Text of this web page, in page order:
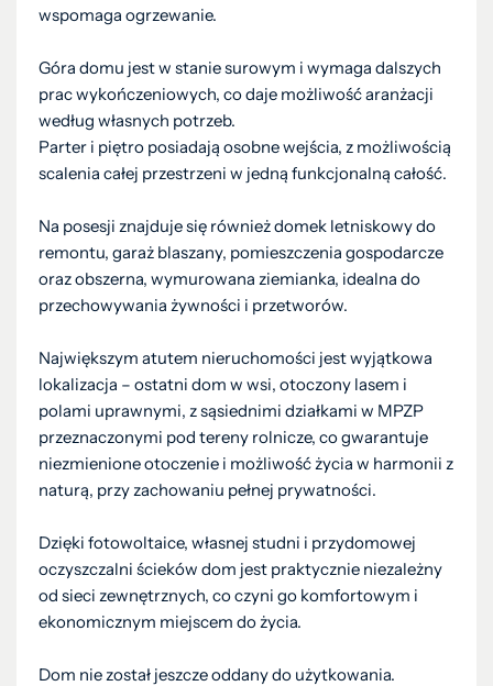
wspomaga ogrzewanie.
Góra domu jest w stanie surowym i wymaga dalszych
prac wykończeniowych, co daje możliwość aranżacji
według własnych potrzeb.
Parter i piętro posiadają osobne wejścia, z możliwością
scalenia całej przestrzeni w jedną funkcjonalną całość.
Na posesji znajduje się również domek letniskowy do
remontu, garaż blaszany, pomieszczenia gospodarcze
oraz obszerna, wymurowana ziemianka, idealna do
przechowywania żywności i przetworów.
Największym atutem nieruchomości jest wyjątkowa
lokalizacja – ostatni dom w wsi, otoczony lasem i
polami uprawnymi, z sąsiednimi działkami w MPZP
przeznaczonymi pod tereny rolnicze, co gwarantuje
niezmienione otoczenie i możliwość życia w harmonii z
naturą, przy zachowaniu pełnej prywatności.
Dzięki fotowoltaice, własnej studni i przydomowej
oczyszczalni ścieków dom jest praktycznie niezależny
od sieci zewnętrznych, co czyni go komfortowym i
ekonomicznym miejscem do życia.
Dom nie został jeszcze oddany do użytkowania.